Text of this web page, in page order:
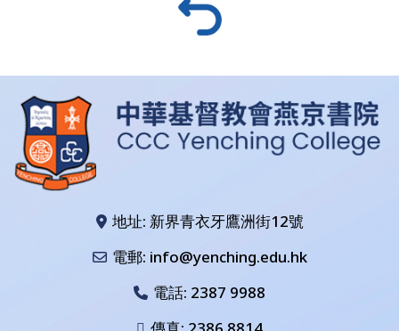
地址: 新界青衣牙鷹洲街12號
電郵: info@yenching.edu.hk
電話: 2387 9988